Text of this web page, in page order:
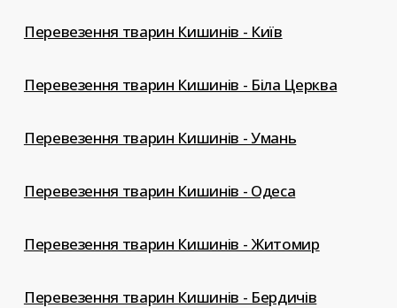
Перевезення тварин Кишинів - Київ
Перевезення тварин Кишинів - Біла Церква
Перевезення тварин Кишинів - Умань
Перевезення тварин Кишинів - Одеса
Перевезення тварин Кишинів - Житомир
Перевезення тварин Кишинів - Бердичів